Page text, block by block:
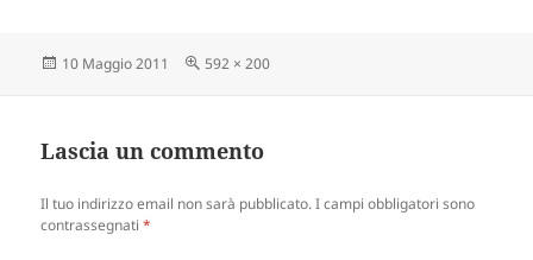
Scritto
10 Maggio 2011
Dimensione
592 × 200
Lascia un commento
Il tuo indirizzo email non sarà pubblicato. I campi obbligatori sono
contrassegnati*